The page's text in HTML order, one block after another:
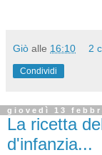
Giò alle 16:10 2
Condividi
giovedì 13
La ricetta
d'infanzia...